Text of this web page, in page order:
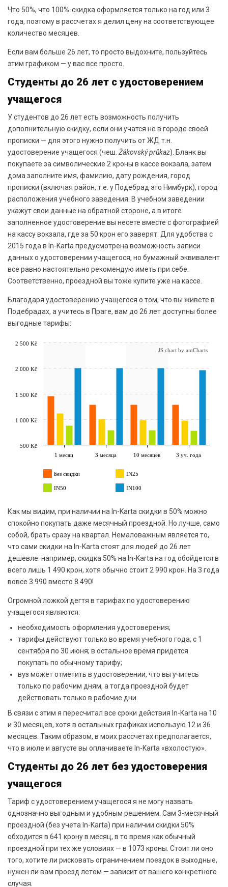
Что 50%, что 100%-скидка оформляется только на год или 3
года, поэтому в рассчетах я делил цену на соответствующее
количество месяцев.
Если вам больше 26 лет, то просто выдохните, пользуйтесь
этим графиком — у вас все просто.
Студенты до 26 лет с удостоверением
учащегося
У студентов до 26 лет есть возможность получить
дополнительную скидку, если они учатся не в городе своей
прописки — для этого нужно получить от ЖД т.н.
удостоверение учащегося (чеш. Žákovský průkaz). Бланк вы
покупаете за символические 2 кроны в кассе вокзала, затем
дома заполните имя, фамилию, дату рождения, город
прописки (включая район, т.е. у Подебрад это Нимбурк), город
расположения учебного заведения. В учебном заведении
укажут свои данные на обратной стороне, а в итоге
заполненное удостоверение вы несете вместе с фотографией
на кассу вокзала, где за 50 крон его заверят. Для удобства с
2015 года в In-Karta предусмотрена возможность записи
данных о удостоверении учащегося, но бумажный эквивалент
все равно настоятельно рекомендую иметь при себе.
Соответственно, проездной вы тоже купите уже на кассе.
Благодаря удостоверению учащегося о том, что вы живете в
Подебрадах, а учитесь в Праге, вам до 26 лет доступны более
выгодные тарифы:
1 месяц 3 месяца 10 месяцев 3 уч. года
500 Kč
1 000 Kč
1 500 Kč
2 000 Kč
2 500 Kč
JS chart by amCharts
Без скидки IN25
IN50 IN100
Как мы видим, при наличии на In-Karta скидки в 50% можно
спокойно покупать даже месячный проездной. Но лучше, само
собой, брать сразу на квартал. Немаловажным является то,
что сами скидки на In-Karta стоят для людей до 26 лет
дешевле: например, скидка 50% на In-Karta на год обойдется в
всего лишь 1 490 крон, хотя обычно стоит 2 990 крон. На 3 года
вовсе 3 990 вместо 8 490!
Огромной ложкой дегтя в тарифах по удостоверению
учащегося являются:
необходимость оформления удостоверения;
тарифы действуют только во время учебного года, с 1
сентября по 30 июня; в остальное время придется
покупать по обычному тарифу;
вуз может отметить в удостоверении, что вы учитесь
только по рабочим дням, а тогда проездной будет
действовать только в рабочие дни.
В связи с этим я пересчитал все сроки действия In-Karta на 10
и 30 месяцев, хотя в остальных графиках использую 12 и 36
месяцев. Таким образом, в моих рассчетах предполагается,
что в июле и августе вы оплачиваете In-Karta «вхолостую».
Студенты до 26 лет без удостоверения
учащегося
Тариф с удостоверением учащегося я не могу назвать
однозначно выгодным и удобным решением. Сам 3-месячный
проездной (без учета In-Karta) при наличии скидки 50%
обходится в 641 крону в месяц, в то время как обычный
проездной при тех же условиях — в 1073 кроны. Стоит ли оно
того, хотите ли рисковать ограничением поездок в выходные,
нужен ли вам проезд летом — зависит от вашего конкретного
случая.